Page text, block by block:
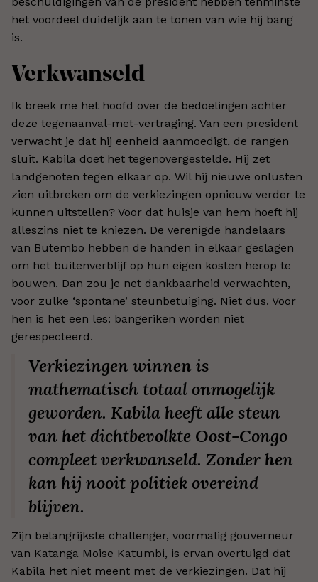
het voordeel duidelijk aan te tonen van wie hij bang
is.
Verkwanseld
Ik breek me het hoofd over de bedoelingen achter
deze tegenaanval-met-vertraging. Van een president
verwacht je dat hij eenheid aanmoedigt, de rangen
sluit. Kabila doet het tegenovergestelde. Hij zet
landgenoten tegen elkaar op. Wil hij nieuwe onlusten
zien uitbreken om de verkiezingen opnieuw verder te
kunnen uitstellen? Voor dat huisje van hem hoeft hij
alleszins niet te kniezen. De verenigde handelaars
van Butembo hebben de handen in elkaar geslagen
om het buitenverblijf op hun eigen kosten herop te
bouwen. Dan zou je net dankbaarheid verwachten,
voor zulke ‘spontane’ steunbetuiging. Niet dus. Voor
hen is het een les: bangeriken worden niet
gerespecteerd.
Verkiezingen winnen is
mathematisch totaal onmogelijk
geworden. Kabila heeft alle steun
van het dichtbevolkte Oost-Congo
compleet verkwanseld. Zonder hen
kan hij nooit politiek overeind
blijven.
Zijn belangrijkste challenger, voormalig gouverneur
van Katanga Moise Katumbi, is ervan overtuigd dat
Kabila het niet meent met de verkiezingen. Dat hij